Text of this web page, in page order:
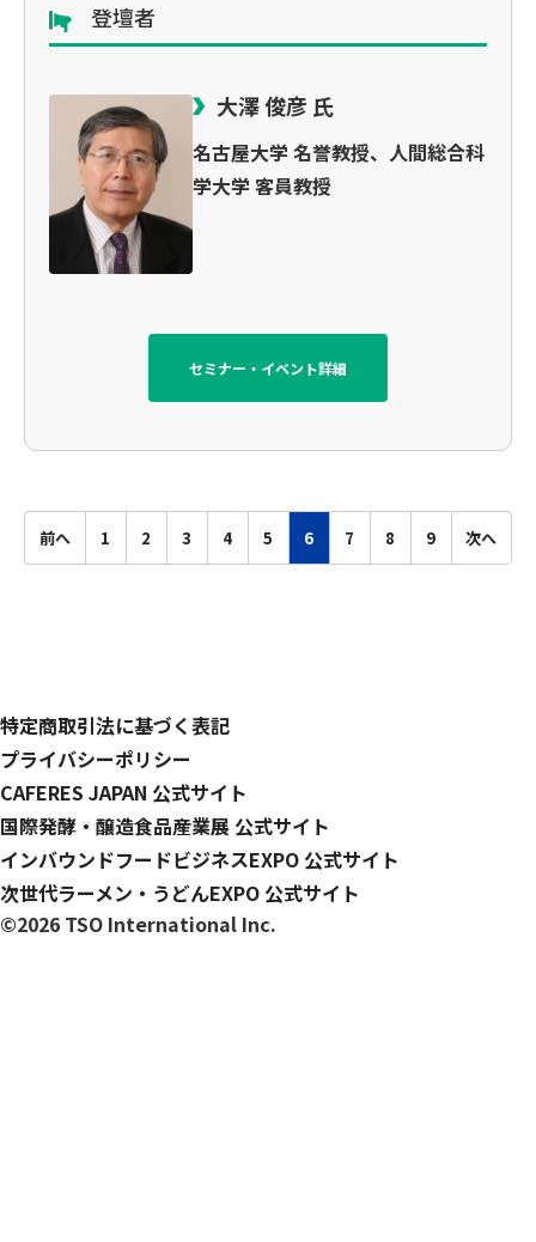
登壇者
大澤 俊彦 氏
名古屋大学 名誉教授、人間総合科
学大学 客員教授
セミナー・イベント詳細
前へ 1 2 3 4 5 6 7 8 9 次へ
特定商取引法に基づく表記
プライバシーポリシー
CAFERES JAPAN 公式サイト
国際発酵・醸造食品産業展 公式サイト
インバウンドフードビジネスEXPO 公式サイト
次世代ラーメン・うどんEXPO 公式サイト
©2026 TSO International Inc.